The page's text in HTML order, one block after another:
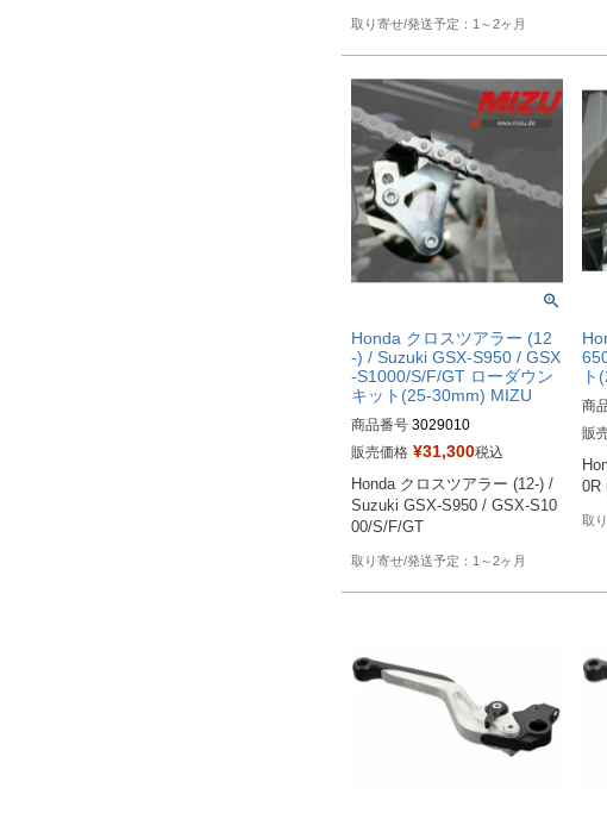
1～2ヶ月
Honda クロスツアラー (12
-) / Suzuki GSX-S950 / GSX
-S1000/S/F/GT ローダウン
キット(25-30mm) MIZU
商品番号 3029010
販売価格 ¥31,300税込
Honda クロスツアラー (12-) /
Suzuki GSX-S950 / GSX-S10
1～2ヶ月
商
販
0R